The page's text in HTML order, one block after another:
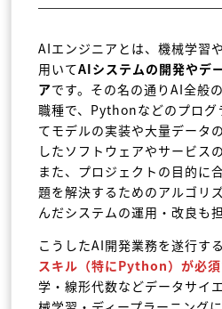
AIエンジニアとは、機械学習
用いてAIシステムの開発やデ
アです。その名の通りAI全般
職種で、Pythonなどのプログ
てモデルの実装や大量データ
したソフトウェアやサービス
また、プロジェクトの目的に
題を解決するためのアルゴリ
んだシステムの運用・改良も担
こうしたAI開発業務を遂行する
スキル （特にPython）が必須
学・線形代数などデータサイ